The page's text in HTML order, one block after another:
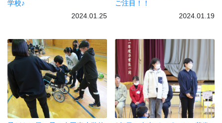
学校♪
2024.01.25
ご注目！！
2024.01.19